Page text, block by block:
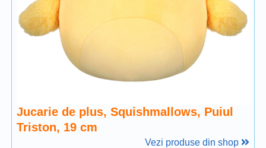
Jucarie de plus, Squishmallows, Puiul
Triston, 19 cm
Vezi produse din shop